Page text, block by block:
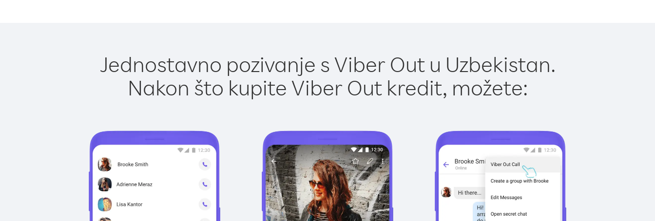
Jednostavno pozivanje s Viber Out u Uzbekistan.
Nakon što kupite Viber Out kredit, možete: